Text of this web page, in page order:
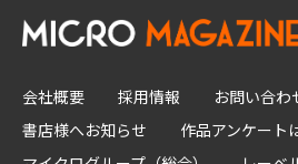
会社概要 採用情報
お問い合わ
書店様へお知らせ
作品アンケート